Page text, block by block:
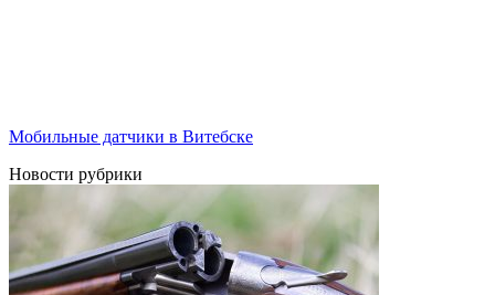
Мобильные датчики в Витебске
Новости рубрики